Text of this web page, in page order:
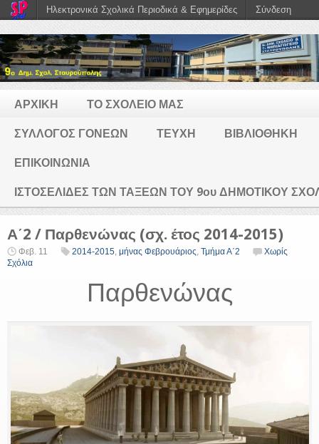
ΑΡΧΙΚΗ ΤΟ ΣΧΟΛΕΙΟ ΜΑΣ
ΣΥΛΛΟΓΟΣ ΓΟΝΕΩΝ ΤΕΥΧΗ ΒΙΒΛΙΟΘΗΚΗ
ΕΠΙΚΟΙΝΩΝΙΑ
ΙΣΤΟΣΕΛΙΔΕΣ ΤΩΝ ΤΑΞΕΩΝ ΤΟΥ 9ου ΔΗΜΟΤΙΚΟΥ
Α΄2 / Παρθενώνας (σχ. έτος 2014-2015)
Φεβ. 11 2014-2015 μήνας Φεβρουάριος Τμήμα Α΄2
Χωρίς
Σχόλια
Παρθενώνας
Ηλεκτρονικά Σχολικά Περιοδικά & Εφημερίδες Σύνδεση